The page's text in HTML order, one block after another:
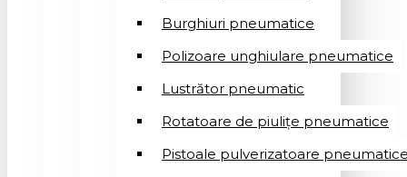
Burghiuri pneumatice
Polizoare unghiulare pneumatice
Lustrător pneumatic
Rotatoare de piulițe pneumatice
Pistoale pulverizatoare